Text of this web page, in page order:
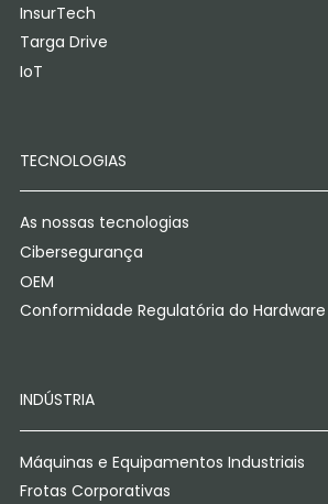
InsurTech
Targa Drive
IoT
TECNOLOGIAS
As nossas tecnologias
Cibersegurança
OEM
Conformidade Regulatória do Hardware
INDÚSTRIA
Máquinas e Equipamentos Industriais
Frotas Corporativas